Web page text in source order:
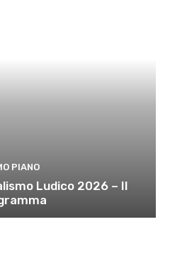
PIANO
Ludico 2026 – Il